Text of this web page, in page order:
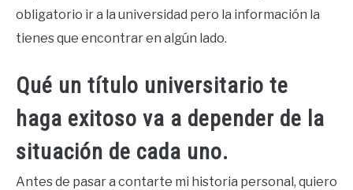
obligatorio ir a la universidad pero la información la
tienes que encontrar en algún lado.
Qué un título universitario te
haga exitoso va a depender de la
situación de cada uno.
Antes de pasar a contarte mi historia personal, quiero